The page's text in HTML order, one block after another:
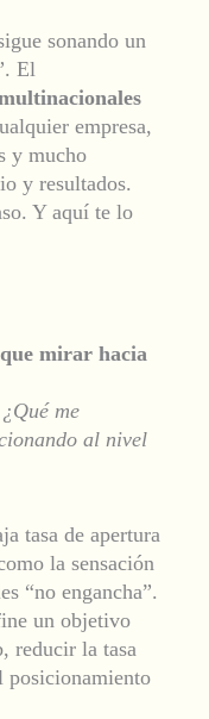
sonando un
El
empresa,
y mucho
y resultados.
Y aquí te lo
mirar hacia
me
al nivel
tasa de apertura
la sensación
“no engancha”.
un objetivo
reducir la tasa
posicionamiento